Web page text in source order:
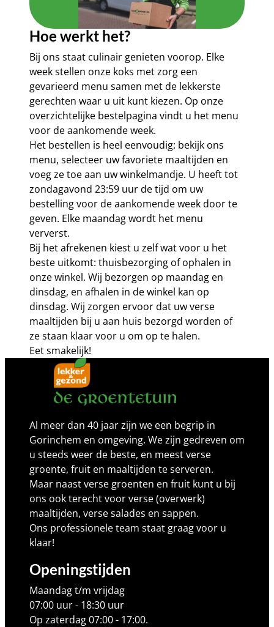
Hoe werkt het?
Bij ons staat culinair genieten voorop. Elke
week stellen onze koks met zorg een
gevarieerd menu samen met de lekkerste
gerechten waar u uit kunt kiezen. Op onze
overzichtelijke bestelpagina vindt u het menu
voor de aankomende week.
Het bestellen is heel eenvoudig: bekijk ons
menu, selecteer uw favoriete maaltijden en
voeg ze toe aan uw winkelmandje. U heeft tot
zondagavond 23:59 uur de tijd om uw
bestelling voor de aankomende week door te
geven. Elke maandag wordt het menu
ververst.
Bij het afrekenen kiest u zelf wat voor u het
beste uitkomt: thuisbezorging of ophalen in
onze winkel. Wij bezorgen op maandag en
dinsdag, en afhalen in de winkel kan op
dinsdag. Wij zorgen ervoor dat uw verse
maaltijden bij u aan huis bezorgd worden of
ze staan klaar voor u om op te halen.
Eet smakelijk!
Al meer dan 40 jaar zijn we een begrip in
Gorinchem en omgeving. We zijn gedreven om
u steeds weer de beste, en meest verse
groente, fruit en maaltijden te serveren.
Maar naast verse groenten en fruit kunt u bij
ons ook terecht voor verse (overwerk)
maaltijden, verse salades en sappen.
Ons professionele team staat graag voor u
klaar!
Openingstijden
Maandag t/m vrijdag
07:00 uur - 18:30 uur
Op zaterdag 07:00 - 17:00.